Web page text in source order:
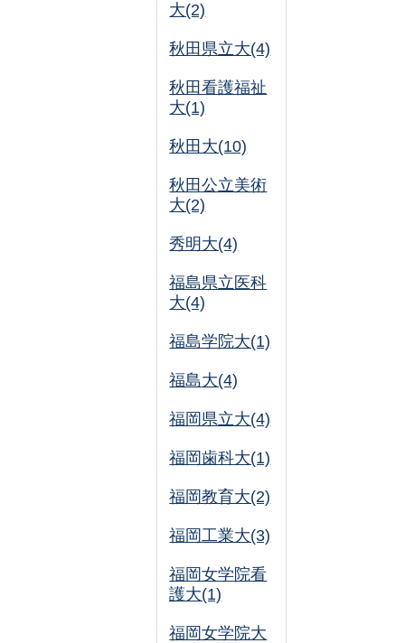
大(2)
秋田県立大(4)
秋田看護福祉
大(1)
秋田大(10)
秋田公立美術
大(2)
秀明大(4)
福島県立医科
大(4)
福島学院大(1)
福島大(4)
福岡県立大(4)
福岡歯科大(1)
福岡教育大(2)
福岡工業大(3)
福岡女学院看
護大(1)
福岡女学院大